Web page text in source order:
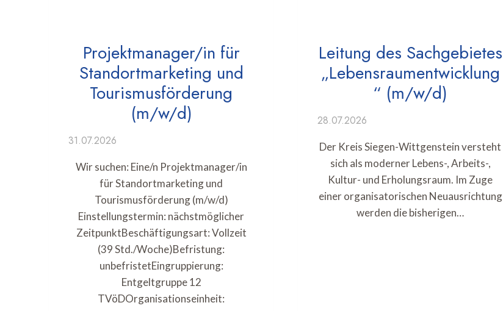
Projektmanager/in für
Standortmarketing und
Tourismusförderung
(m/w/d)
31.07.2026
Wir suchen: Eine/n Projektmanager/in
für Standortmarketing und
Tourismusförderung (m/w/d)
Einstellungstermin: nächstmöglicher
ZeitpunktBeschäftigungsart: Vollzeit
(39 Std./Woche)Befristung:
unbefristetEingruppierung:
Entgeltgruppe 12
TVöDOrganisationseinheit:
Leitung des Sachgebietes
„Lebensraumentwicklung
“ (m/w/d)
28.07.2026
Der Kreis Siegen-Wittgenstein versteht
sich als moderner Lebens-, Arbeits-,
Kultur- und Erholungsraum. Im Zuge
einer organisatorischen Neuausrichtung
werden die bisherigen…